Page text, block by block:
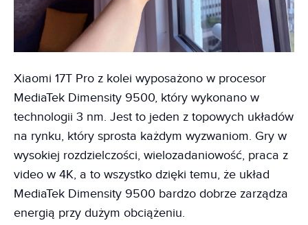
Xiaomi 17T Pro z kolei wyposażono w procesor
MediaTek Dimensity 9500, który wykonano w
technologii 3 nm. Jest to jeden z topowych układów
na rynku, który sprosta każdym wyzwaniom. Gry w
wysokiej rozdzielczości, wielozadaniowość, praca z
video w 4K, a to wszystko dzięki temu, że układ
MediaTek Dimensity 9500 bardzo dobrze zarządza
energią przy dużym obciążeniu.